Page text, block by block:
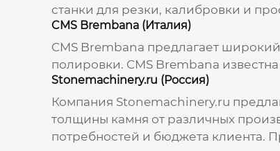
станки для резки, калибровки и
CMS Brembana (Италия)
CMS Brembana предлагает
полировки. CMS Brembana
Stonemachinery.ru (Россия)
Компания Stonemachinery.ru
толщины камня от различных
потребностей и бюджета клиента.